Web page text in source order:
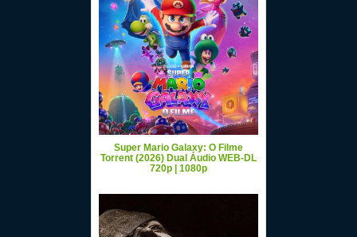
Super Mario Galaxy: O Filme
Torrent (2026) Dual Áudio WEB-DL
720p | 1080p